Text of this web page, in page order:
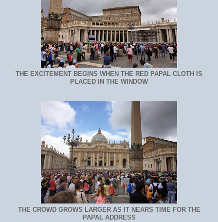
THE EXCITEMENT BEGINS WHEN THE RED PAPAL CLOTH IS
PLACED IN THE WINDOW
THE CROWD GROWS LARGER AS IT NEARS TIME FOR THE
PAPAL ADDRESS